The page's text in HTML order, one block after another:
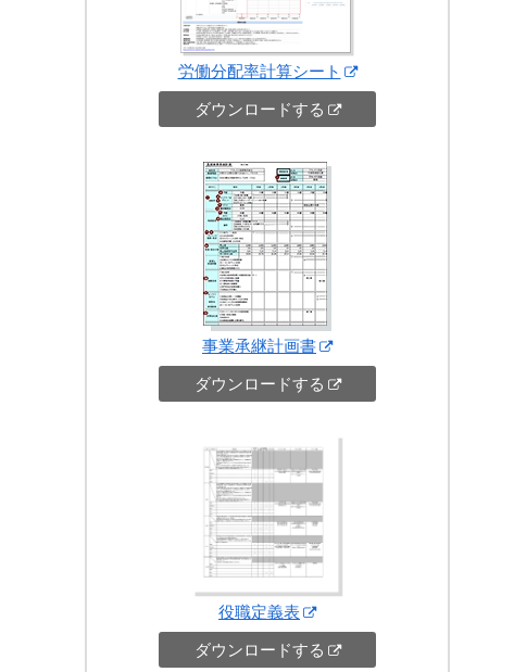
労働分配率計算シート
ダウンロードする
事業承継計画書
ダウンロードする
役職定義表
ダウンロードする